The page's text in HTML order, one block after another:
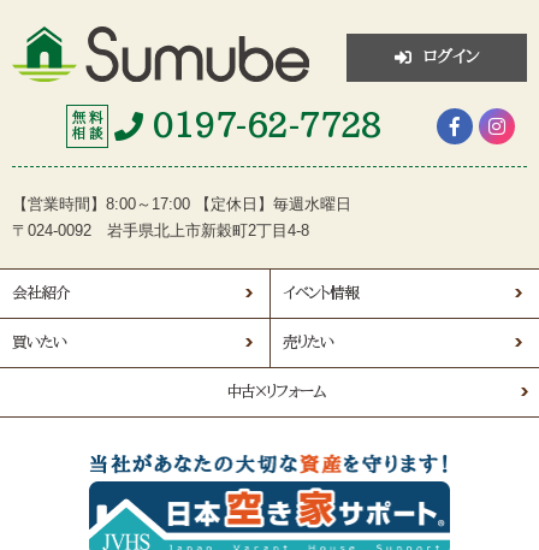
ログイン
無 料
相 談
0197-62-7728
【営業時間】8:00～17:00 【定休日】毎週水曜日
〒024-0092 岩手県北上市新穀町2丁目4-8
会社紹介 イベント情報
買いたい 売りたい
中古×リフォーム